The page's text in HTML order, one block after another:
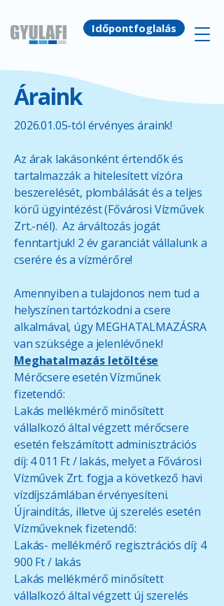
Időpontfoglalás
Áraink
2026.01.05-tól érvényes áraink!
Az árak lakásonként értendők és
tartalmazzák a hitelesített vízóra
beszerelését, plombálását és a teljes
körű ügyintézést (Fővárosi Vízművek
Zrt.-nél). Az árváltozás jogát
fenntartjuk! 2 év garanciát vállalunk a
cserére és a vízmérőre!
Amennyiben a tulajdonos nem tud a
helyszínen tartózkodni a csere
alkalmával, úgy MEGHATALMAZÁSRA
van szüksége a jelenlévőnek!
Meghatalmazás letöltése
Mérőcsere esetén Vízműnek
fizetendő:
Lakás mellékmérő minősített
vállalkozó által végzett mérőcsere
esetén felszámított adminisztrációs
díj: 4 011 Ft / lakás, melyet a Fővárosi
Vízművek Zrt. fogja a következő havi
vízdíjszámlában érvényesíteni.
Újraindítás, illetve új szerelés esetén
Vízműveknek fizetendő:
Lakás- mellékmérő regisztrációs díj: 4
900 Ft / lakás
Lakás mellékmérő minősített
vállalkozó által végzett új szerelés